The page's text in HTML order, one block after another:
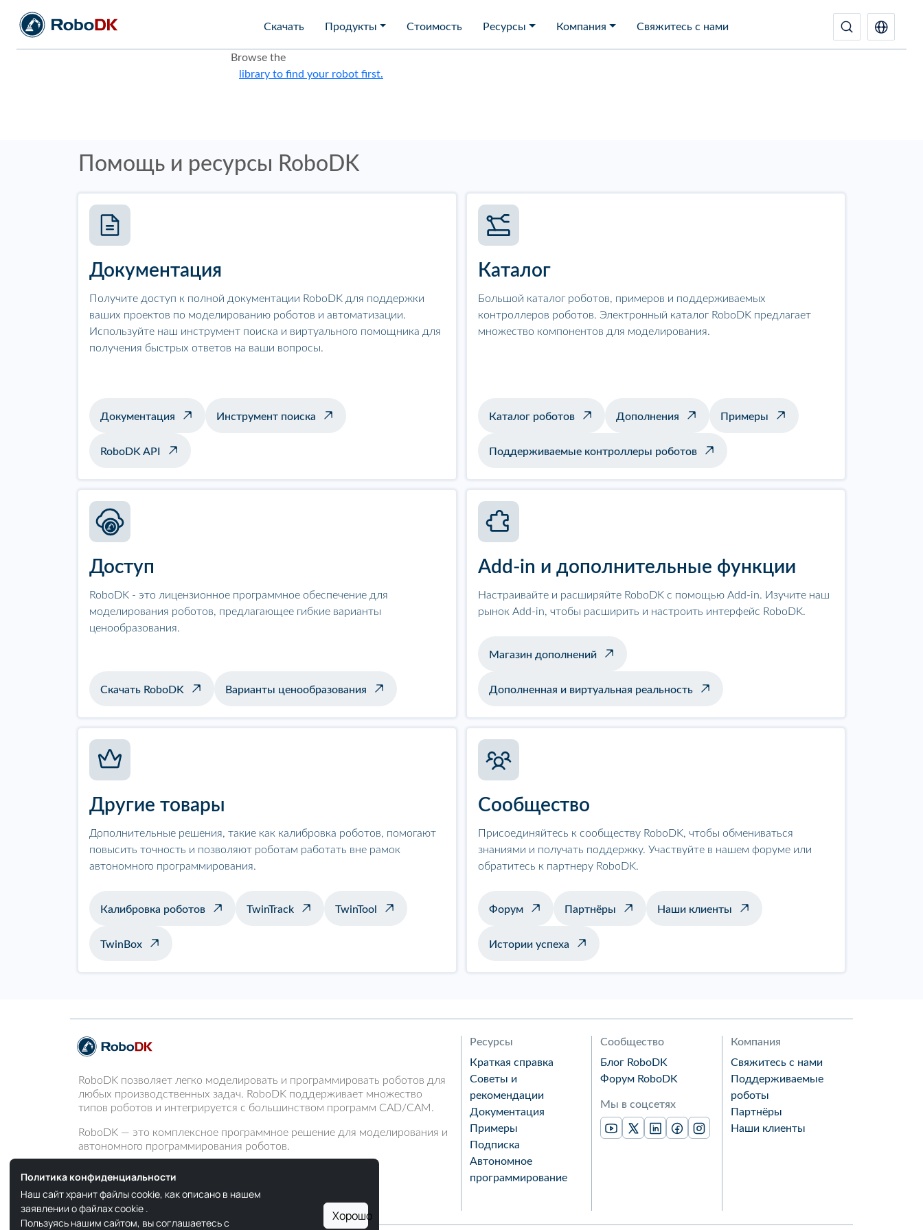
Скачать Продукты Стоимость Ресурсы Компания Свяжитесь с нами
Browse the
library to find your robot first.
Помощь и ресурсы RoboDK
Документация
Получите доступ к полной документации RoboDK для поддержки
ваших проектов по моделированию роботов и автоматизации.
Используйте наш инструмент поиска и виртуального помощника для
получения быстрых ответов на ваши вопросы.
Документация Инструмент поиска
RoboDK API
Каталог
Большой каталог роботов, примеров и поддерживаемых
контроллеров роботов. Электронный каталог RoboDK предлагает
множество компонентов для моделирования.
Каталог роботов Дополнения Примеры
Поддерживаемые контроллеры роботов
Доступ
RoboDK - это лицензионное программное обеспечение для
моделирования роботов, предлагающее гибкие варианты
ценообразования.
Скачать RoboDK Варианты ценообразования
Add-in и дополнительные функции
Настраивайте и расширяйте RoboDK с помощью Add-in. Изучите наш
рынок Add-in, чтобы расширить и настроить интерфейс RoboDK.
Магазин дополнений
Дополненная и виртуальная реальность
Другие товары
Дополнительные решения, такие как калибровка роботов, помогают
повысить точность и позволяют роботам работать вне рамок
автономного программирования.
Калибровка роботов TwinTrack TwinTool
TwinBox
Сообщество
Присоединяйтесь к сообществу RoboDK, чтобы обмениваться
знаниями и получать поддержку. Участвуйте в нашем форуме или
обратитесь к партнеру RoboDK.
Форум Партнёры Наши клиенты
Истории успеха
RoboDK позволяет легко моделировать и программировать роботов для
любых производственных задач. RoboDK поддерживает множество
типов роботов и интегрируется с большинством программ CAD/CAM.
RoboDK — это комплексное программное решение для моделирования и
автономного программирования роботов.
Ресурсы
Краткая справка
Советы и
рекомендации
Документация
Примеры
Подписка
Автономное
программирование
Сообщество
Блог RoboDK
Форум RoboDK
Мы в соцсетях
Компания
Свяжитесь с нами
Поддерживаемые
роботы
Партнёры
Наши клиенты
Политика конфиденциальности
Наш сайт хранит файлы cookie, как описано в нашем
заявлении о файлах cookie .
Пользуясь нашим сайтом, вы соглашаетесь с
Хорошо